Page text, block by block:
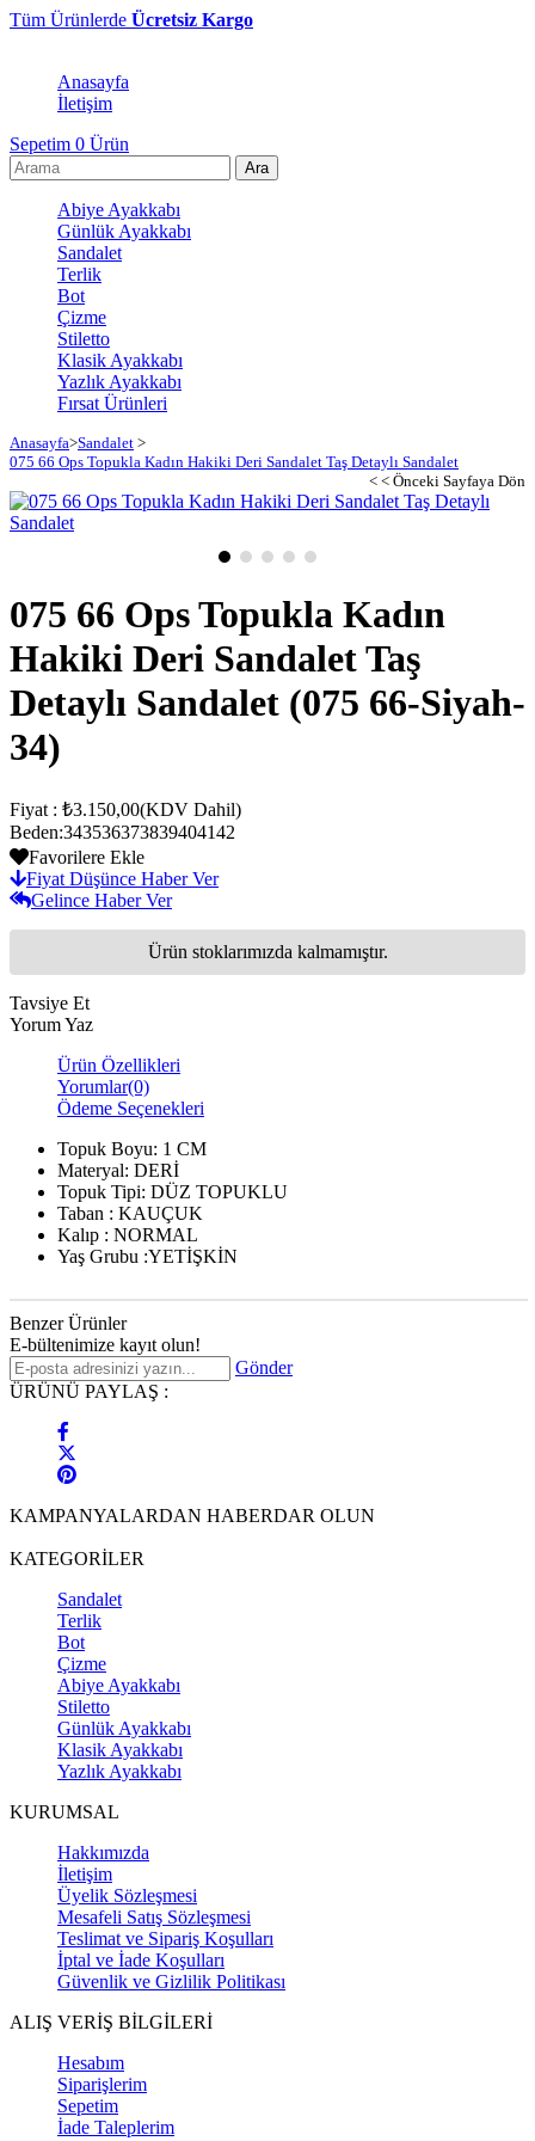
Tüm Ürünlerde Ücretsiz Kargo
Anasayfa
İletişim
Sepetim 0 Ürün
Abiye Ayakkabı
Günlük Ayakkabı
Sandalet
Terlik
Bot
Çizme
Stiletto
Klasik Ayakkabı
Yazlık Ayakkabı
Fırsat Ürünleri
Anasayfa>Sandalet >
075 66 Ops Topukla Kadın Hakiki Deri Sandalet Taş Detaylı Sandalet
< < Önceki Sayfaya Dön
075 66 Ops Topukla Kadın
Hakiki Deri Sandalet Taş
Detaylı Sandalet (075 66-Siyah-
34)
Fiyat : ₺3.150,00(KDV Dahil)
Beden:343536373839404142
Favorilere Ekle
Fiyat Düşünce Haber Ver
Gelince Haber Ver
Ürün stoklarımızda kalmamıştır.
Tavsiye Et
Yorum Yaz
Ürün Özellikleri
Yorumlar(0)
Ödeme Seçenekleri
Topuk Boyu: 1 CM
Materyal: DERİ
Topuk Tipi: DÜZ TOPUKLU
Taban : KAUÇUK
Kalıp : NORMAL
Yaş Grubu :YETİŞKİN
Benzer Ürünler
E-bültenimize kayıt olun!
Gönder
ÜRÜNÜ PAYLAŞ :
KAMPANYALARDAN HABERDAR OLUN
KATEGORİLER
Sandalet
Terlik
Bot
Çizme
Abiye Ayakkabı
Stiletto
Günlük Ayakkabı
Klasik Ayakkabı
Yazlık Ayakkabı
KURUMSAL
Hakkımızda
İletişim
Üyelik Sözleşmesi
Mesafeli Satış Sözleşmesi
Teslimat ve Sipariş Koşulları
İptal ve İade Koşulları
Güvenlik ve Gizlilik Politikası
ALIŞ VERİŞ BİLGİLERİ
Hesabım
Siparişlerim
Sepetim
İade Taleplerim